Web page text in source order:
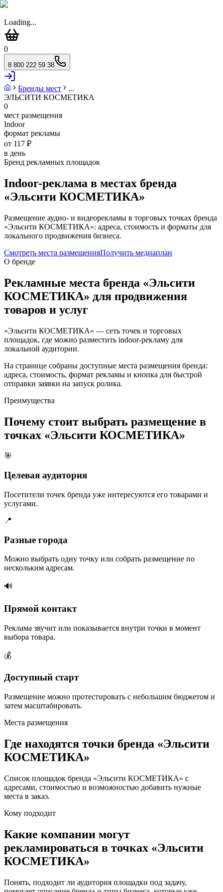
Loading...
0
8 800 222 59 38
Бренды мест
...
ЭЛЬСИТИ КОСМЕТИКА
0
мест размещения
Indoor
формат рекламы
от 117 ₽
в день
Бренд рекламных площадок
Indoor-реклама в местах бренда
«Эльсити КОСМЕТИКА»
Размещение аудио- и видеорекламы в торговых точках бренда
«Эльсити КОСМЕТИКА»: адреса, стоимость и форматы для
локального продвижения бизнеса.
Смотреть места размещенияПолучить медиаплан
О бренде
Рекламные места бренда «Эльсити
КОСМЕТИКА» для продвижения
товаров и услуг
«Эльсити КОСМЕТИКА» — сеть точек и торговых
площадок, где можно разместить indoor-рекламу для
локальной аудитории.
На странице собраны доступные места размещения бренда:
адреса, стоимость, формат рекламы и кнопка для быстрой
отправки заявки на запуск ролика.
Преимущества
Почему стоит выбрать размещение в
точках «Эльсити КОСМЕТИКА»
🎯
Целевая аудитория
Посетители точек бренда уже интересуются его товарами и
услугами.
📍
Разные города
Можно выбрать одну точку или собрать размещение по
нескольким адресам.
🔊
Прямой контакт
Реклама звучит или показывается внутри точки в момент
выбора товара.
💰
Доступный старт
Размещение можно протестировать с небольшим бюджетом и
затем масштабировать.
Места размещения
Где находятся точки бренда «Эльсити
КОСМЕТИКА»
Список площадок бренда «Эльсити КОСМЕТИКА» с
адресами, стоимостью и возможностью добавить нужные
места в заказ.
Кому подходит
Какие компании могут
рекламироваться в точках «Эльсити
КОСМЕТИКА»
Понять, подходит ли аудитория площадки под задачу,